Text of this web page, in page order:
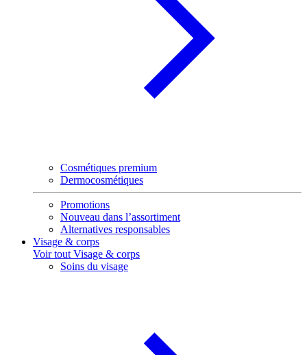
Cosmétiques premium
Dermocosmétiques
Promotions
Nouveau dans l’assortiment
Alternatives responsables
Visage & corps
Voir tout Visage & corps
Soins du visage